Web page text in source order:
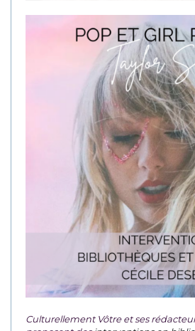
Culturellement Vôtre et ses